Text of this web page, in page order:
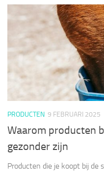
PRODUCTEN 9 FEBRUARI 2025
Waarom producten
gezonder zijn
Producten die je koopt bij de